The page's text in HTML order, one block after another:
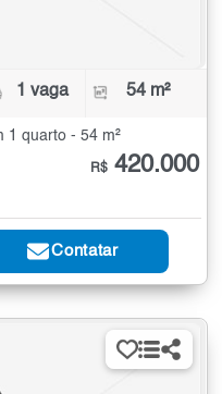
1 vaga 54 m²
1 quarto - 54 m²
R$ 420.000
Contatar